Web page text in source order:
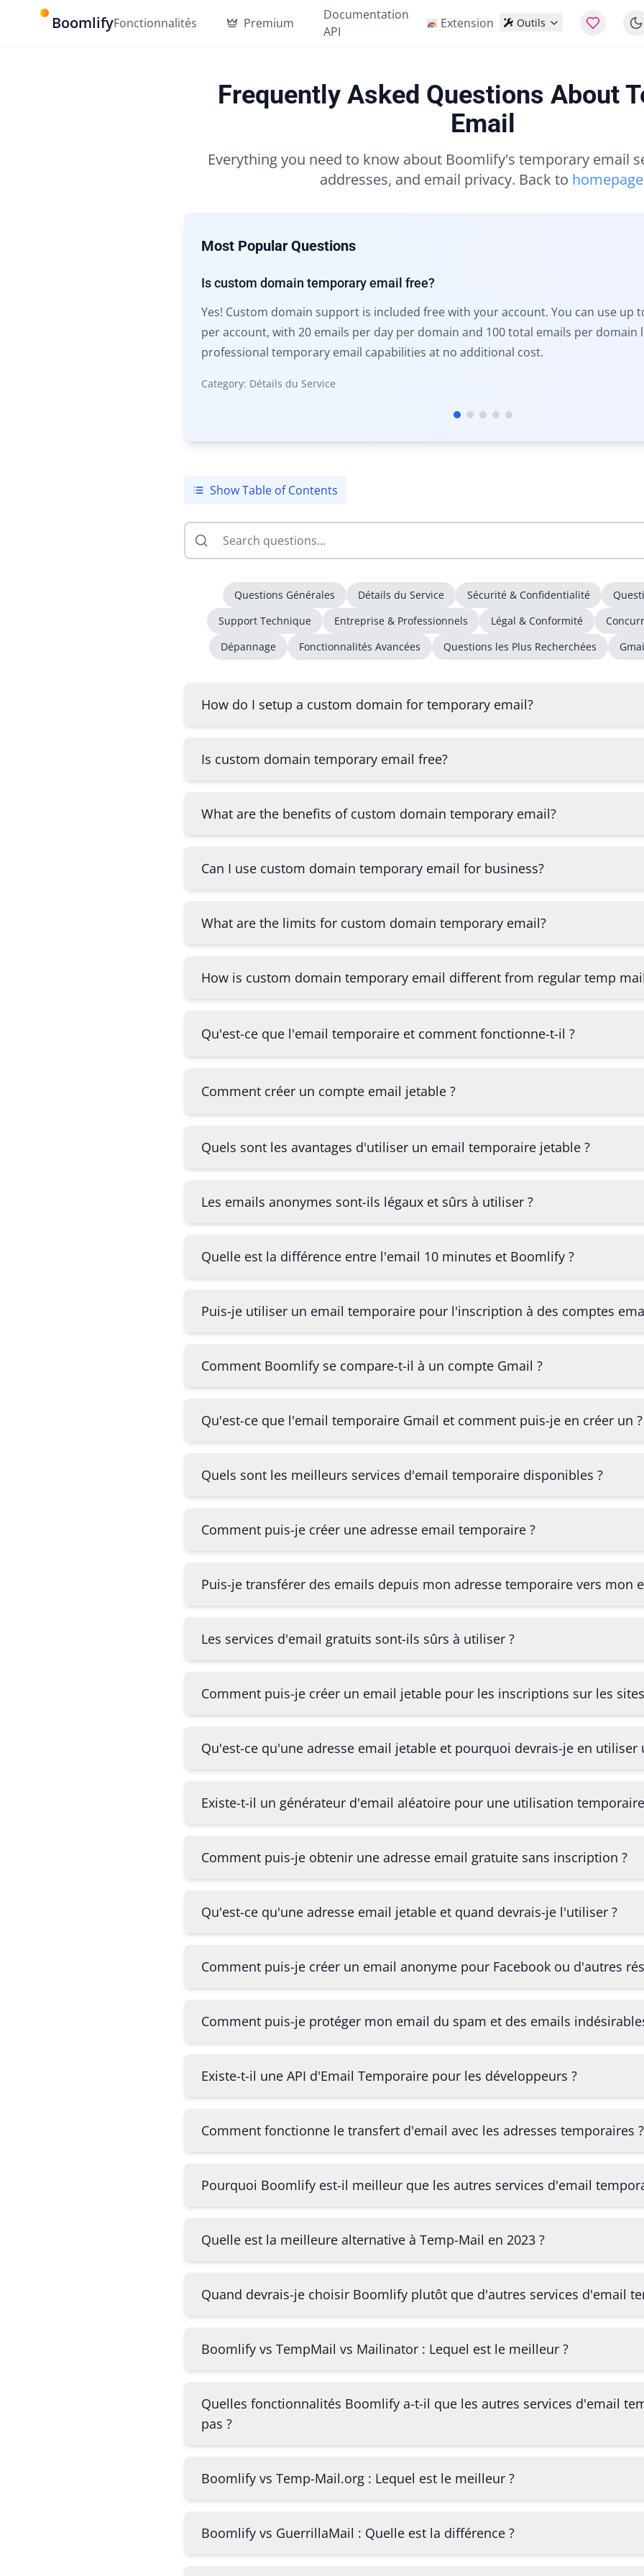
BoomlifyFonctionnalités Premium
Documentation
API
Extension Outils
Frequently Asked Questions About
Email
Everything you need to know about Boomlify's temporary email
addresses, and email privacy. Back to homepage
Most Popular Questions
Is custom domain temporary email free?
Yes! Custom domain support is included free with your account. You can use up
per account, with 20 emails per day per domain and 100 total emails per domain
professional temporary email capabilities at no additional cost.
Category: Détails du Service
Show Table of Contents
Questions Générales Détails du Service Sécurité & Confidentialité
Support Technique
Entreprise & Professionnels Légal & Conformité
Dépannage
Fonctionnalités Avancées Questions les Plus Recherchées
How do I setup a custom domain for temporary email?
Is custom domain temporary email free?
What are the benefits of custom domain temporary email?
Can I use custom domain temporary email for business?
What are the limits for custom domain temporary email?
How is custom domain temporary email different from regular temp
Qu'est-ce que l'email temporaire et comment fonctionne-t-il ?
Comment créer un compte email jetable ?
Quels sont les avantages d'utiliser un email temporaire jetable ?
Les emails anonymes sont-ils légaux et sûrs à utiliser ?
Quelle est la différence entre l'email 10 minutes et Boomlify ?
Puis-je utiliser un email temporaire pour l'inscription à des comptes
Comment Boomlify se compare-t-il à un compte Gmail ?
Qu'est-ce que l'email temporaire Gmail et comment puis-je en créer un ?
Quels sont les meilleurs services d'email temporaire disponibles ?
Comment puis-je créer une adresse email temporaire ?
Puis-je transférer des emails depuis mon adresse temporaire vers mon
Les services d'email gratuits sont-ils sûrs à utiliser ?
Comment puis-je créer un email jetable pour les inscriptions sur les
Qu'est-ce qu'une adresse email jetable et pourquoi devrais-je en utiliser
Existe-t-il un générateur d'email aléatoire pour une utilisation
Comment puis-je obtenir une adresse email gratuite sans inscription ?
Qu'est-ce qu'une adresse email jetable et quand devrais-je l'utiliser ?
Comment puis-je créer un email anonyme pour Facebook ou d'autres
Comment puis-je protéger mon email du spam et des emails
Existe-t-il une API d'Email Temporaire pour les développeurs ?
Comment fonctionne le transfert d'email avec les adresses temporaires ?
Pourquoi Boomlify est-il meilleur que les autres services d'email
Quelle est la meilleure alternative à Temp-Mail en 2023 ?
Quand devrais-je choisir Boomlify plutôt que d'autres services d'email
Boomlify vs TempMail vs Mailinator : Lequel est le meilleur ?
Quelles fonctionnalités Boomlify a-t-il que les autres services d'email
pas ?
Boomlify vs Temp-Mail.org : Lequel est le meilleur ?
Boomlify vs GuerrillaMail : Quelle est la différence ?